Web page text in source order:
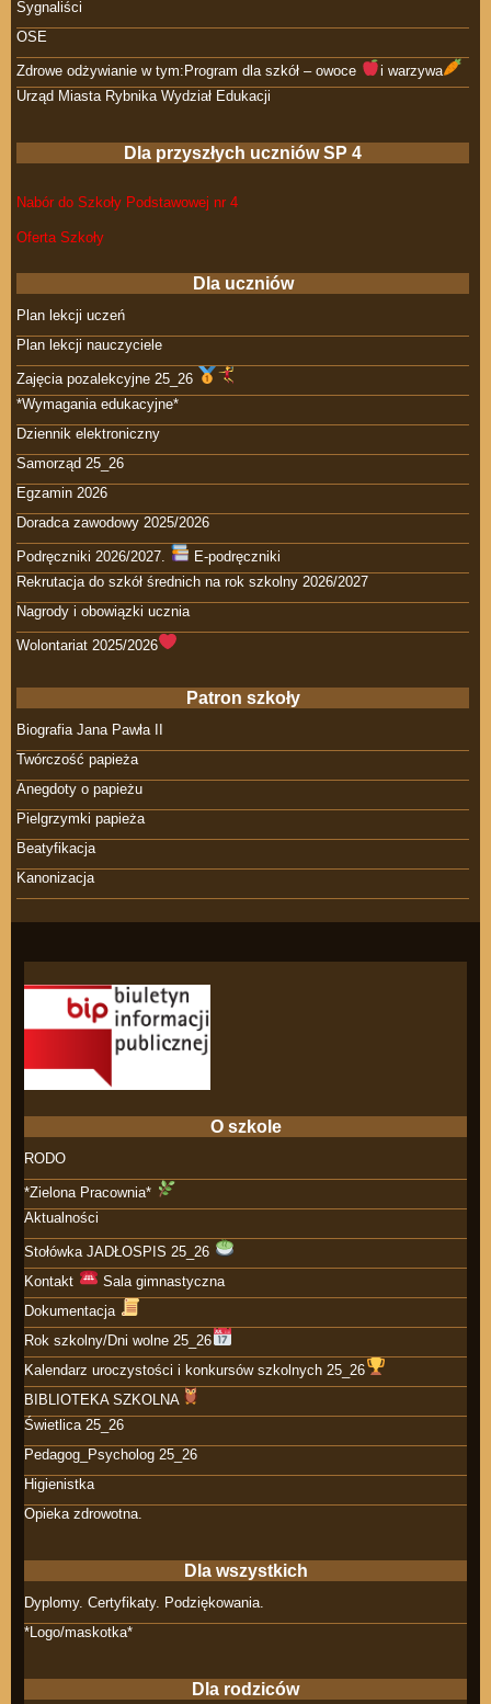
Sygnaliści
OSE
Zdrowe odżywianie w tym:Program dla szkół – owoce
i warzywa
Urząd Miasta Rybnika Wydział Edukacji
Dla przyszłych uczniów SP 4
Nabór do Szkoły Podstawowej nr 4
Oferta Szkoły
Dla uczniów
Plan lekcji uczeń
Plan lekcji nauczyciele
Zajęcia pozalekcyjne 25_26
*Wymagania edukacyjne*
Dziennik elektroniczny
Samorząd 25_26
Egzamin 2026
Doradca zawodowy 2025/2026
Podręczniki 2026/2027.
E-podręczniki
Rekrutacja do szkół średnich na rok szkolny 2026/2027
Nagrody i obowiązki ucznia
Wolontariat 2025/2026
Patron szkoły
Biografia Jana Pawła II
Twórczość papieża
Anegdoty o papieżu
Pielgrzymki papieża
Beatyfikacja
Kanonizacja
O szkole
RODO
*Zielona Pracownia*
Aktualności
Stołówka JADŁOSPIS 25_26
Kontakt
Sala gimnastyczna
Dokumentacja
Rok szkolny/Dni wolne 25_26
Kalendarz uroczystości i konkursów szkolnych 25_26
BIBLIOTEKA SZKOLNA
Świetlica 25_26
Pedagog_Psycholog 25_26
Higienistka
Opieka zdrowotna.
Dla wszystkich
Dyplomy. Certyfikaty. Podziękowania.
*Logo/maskotka*
Dla rodziców